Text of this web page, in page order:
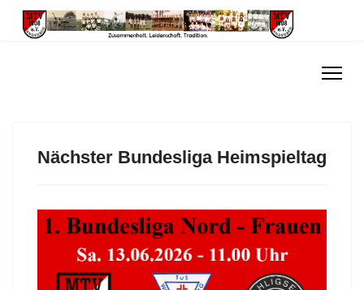
Nächster Bundesliga Heimspieltag